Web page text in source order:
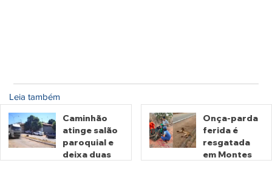
Leia também
Caminhão
atinge salão
paroquial e
deixa duas
Onça-parda
ferida é
resgatada
em Montes